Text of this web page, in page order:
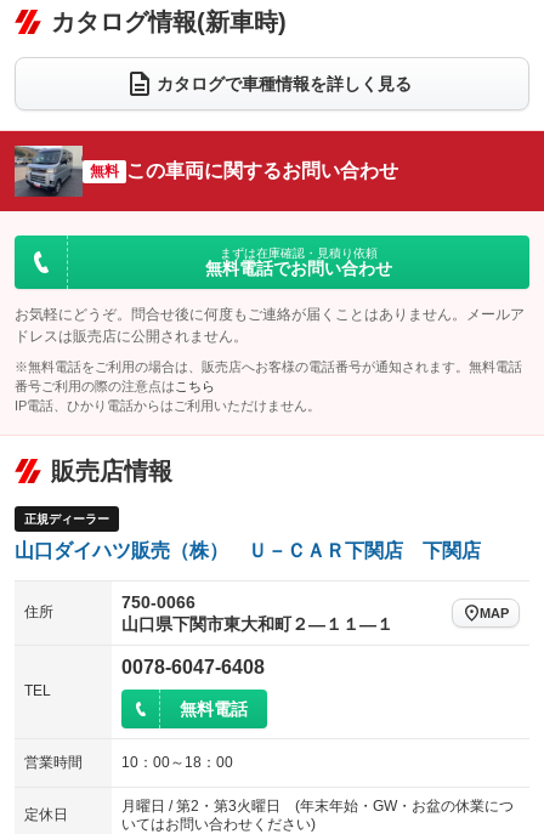
リフトアップ
：装備なし
ダウンヒルアシストコントロール
パワーウィンドウ
：装備あり ：装備なし
アイドリングストップ
：装備なし
USB入力端子
：装備なし Bluetooth接続
：装備なし ：装備なし
センターデフロック
：装備なし
レンタカーアップ
：装備なし 展示・試乗車
：装備なし
：装備なし
ビジュアル
：装備なし
革シート
：装備なし ハーフレザーシート
：装備なし
キーレス
：装備なし ：装備なし
HID(キセノンライト)
：装備なし
バックカメラ
：装備なし ETC
エアロ
：装備なし スマートキー
ローダウン
：装備なし ランフラットタイヤ
：装備なし
パワーシート
：装備なし 3列シート
：装備なし
ベンチシート
：装備なし ：装備なし
：装備なし
ウォークスルー
：装備なし ：装備なし
シートエアコン
：装備なし 全周囲カメラ
：装備なし
サイドカメラ
：装備なし
エアサスペンション
カタログ情報(新車時)
カタログで車種情報を詳しく見る
無料 この車両に関するお問い合わせ
まずは在庫確認・見積り依頼
無料電話でお問い合わせ
お気軽にどうぞ。問合せ後に何度もご連絡が届くことはありません。メールア
ドレスは販売店に公開されません。
※無料電話をご利用の場合は、販売店へお客様の電話番号が通知されます。無料電話
番号ご利用の際の注意点は こちら
IP電話、ひかり電話からはご利用いただけません。
販売店情報
正規ディーラー
山口ダイハツ販売（株） Ｕ－ＣＡＲ下関店 下関店
住所
750-0066
山口県下関市東大和町２―１１―１
MAP
TEL
0078-6047-6408
無料電話
営業時間 10：00～18：00
定休日
月曜日 / 第2・第3火曜日 (年末年始・GW・お盆の休業につ
いてはお問い合わせください)